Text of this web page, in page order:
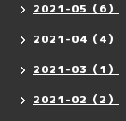
2021-05（6）
2021-04（4）
2021-03（1）
2021-02（2）